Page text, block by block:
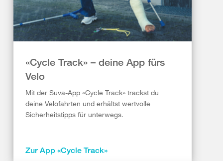
«Cycle Track» – deine App fürs
Velo
Mit der Suva-App «Cycle Track» trackst du
deine Velofahrten und erhältst wertvolle
Sicherheitstipps für unterwegs.
Zur App «Cycle Track»